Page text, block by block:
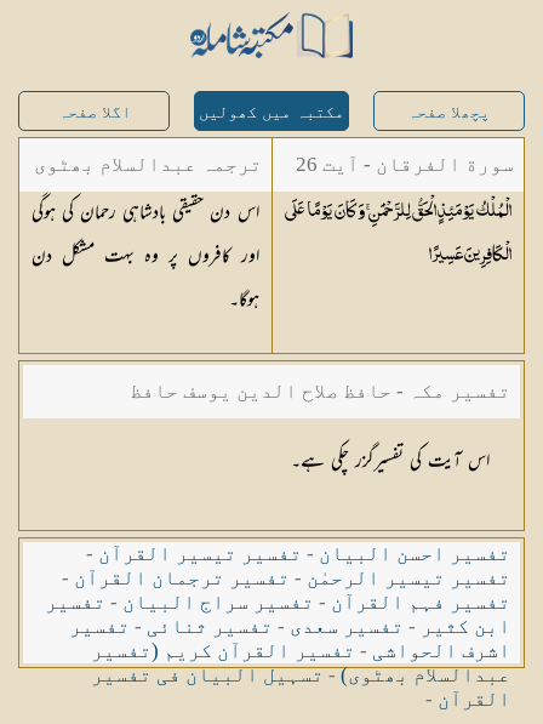
پچھلا صفحہ مکتبہ میں کھولیں اگلا صفحہ
سورة الفرقان - آیت 26
الْمُلْكُ يَوْمَئِذٍ الْحَقُّ لِلرَّحْمَٰنِ ۚ وَكَانَ يَوْمًا عَلَى
الْكَافِرِينَعَسِيرًا
ترجمہ عبدالسلام بھٹوی
- عبدالسلام بن محمد
اس دن حقیقی بادشاہی رحمان کی ہوگی
اور کافروں پر وہ بہت مشکل دن
ہوگا۔
تفسیر مکہ - حافظ صلاح الدین یوسف حافظ
اس آیت کی تفسیرگزر چکی ہے۔
تفسیر احسن البیان - تفسیر تیسیر القرآن -
تفسیر تیسیر الرحمٰن - تفسیر ترجمان القرآن -
تفسیر فہم القرآن - تفسیر سراج البیان - تفسیر
ابن کثیر - تفسیر سعدی - تفسیر ثنائی - تفسیر
اشرف الحواشی - تفسیر القرآن کریم (تفسیر
عبدالسلام بھٹوی)-تسہیل البیان فی تفسیر
القرآن -